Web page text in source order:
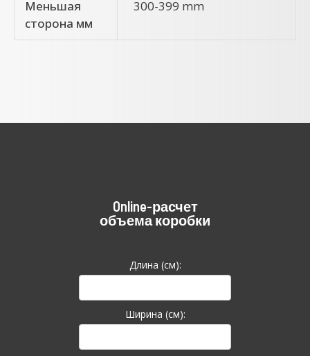
Меньшая
сторона мм
300-399 mm
Online-расчет
объема коробки
Длина (см):
Ширина (см):